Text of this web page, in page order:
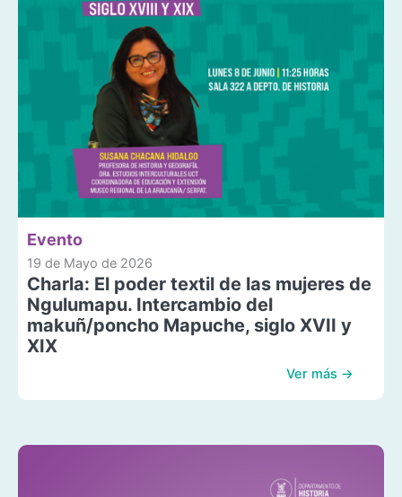
Evento
19 de Mayo de 2026
Charla: El poder textil de las mujeres de
Ngulumapu. Intercambio del
makuñ/poncho Mapuche, siglo XVII y
XIX
Ver más →